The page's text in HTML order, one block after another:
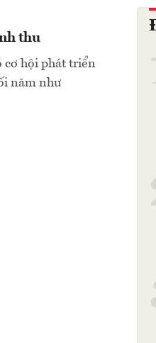
thu
cơ hội phát triển
năm như